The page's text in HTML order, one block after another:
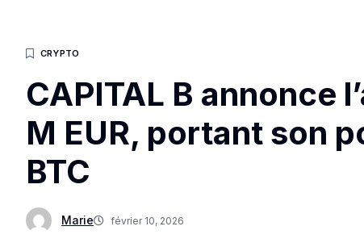
CRYPTO
CAPITAL B annonce
M EUR, portant son
BTC
Marie février 10, 2026